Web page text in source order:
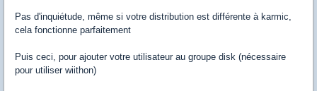
Pas d'inquiétude, même si votre distribution est différente à karmic,
cela fonctionne parfaitement
Puis ceci, pour ajouter votre utilisateur au groupe disk (nécessaire
pour utiliser wiithon)